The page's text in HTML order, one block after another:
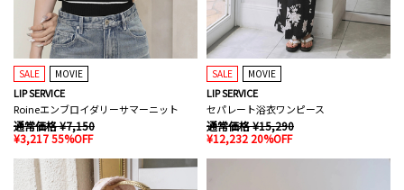
SALE MOVIE
LIP SERVICE
Roineエンブロイダリーサマーニット
通常価格 ¥7,150
¥3,217 55%OFF
SALE MOVIE
LIP SERVICE
セパレート浴衣ワンピース
通常価格 ¥15,290
¥12,232 20%OFF